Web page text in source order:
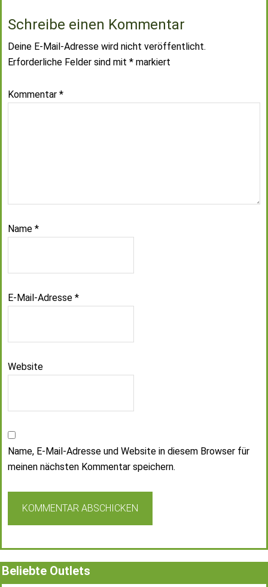
Schreibe einen Kommentar
Deine E-Mail-Adresse wird nicht veröffentlicht.
Erforderliche Felder sind mit * markiert
Kommentar *
Name *
E-Mail-Adresse *
Website
Name, E-Mail-Adresse und Website in diesem Browser für
meinen nächsten Kommentar speichern.
Beliebte Outlets